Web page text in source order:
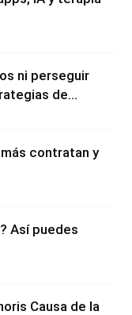
ni perseguir
de...
contratan y
Así puedes
Causa de la